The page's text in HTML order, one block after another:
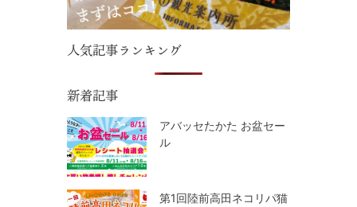
人気記事ランキング
新着記事
アバッセたかた お盆セー
ル
第1回陸前高田ネコリパ猫